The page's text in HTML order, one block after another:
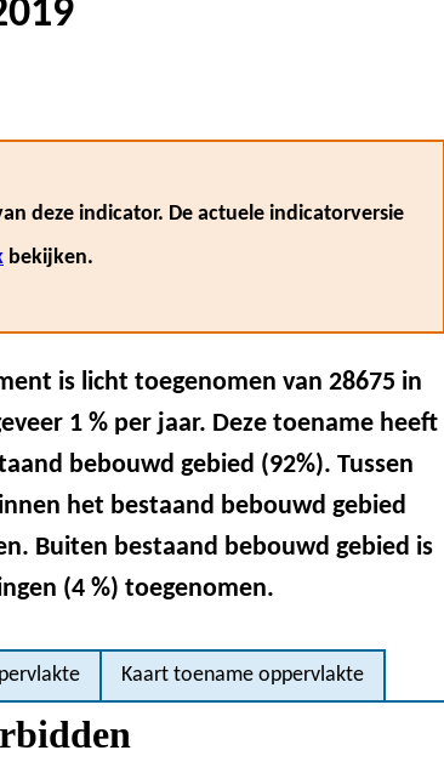
deze indicator. De actuele indicatorversie
bekijken.
is licht toegenomen van 28675 in
1 % per jaar. Deze toename heeft
bebouwd gebied (92%). Tussen
het bestaand bebouwd gebied
Buiten bestaand bebouwd gebied is
(4 %) toegenomen.
Kaart toename oppervlakte